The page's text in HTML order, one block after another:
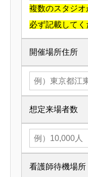
複数のスタジ
必ず記載してく
開催場所住所
想定来場者数
看護師待機場